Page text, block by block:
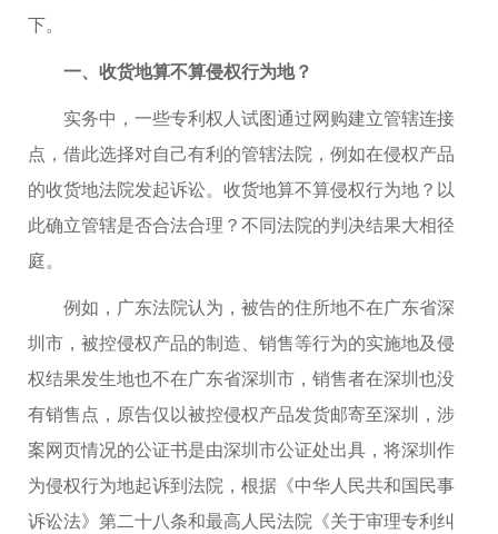
下。
一、收货地算不算侵权行为地？
实务中，一些专利权人试图通过网购建立管辖连接
点，借此选择对自己有利的管辖法院，例如在侵权产品
的收货地法院发起诉讼。收货地算不算侵权行为地？以
此确立管辖是否合法合理？不同法院的判决结果大相径
庭。
例如，广东法院认为，被告的住所地不在广东省深
圳市，被控侵权产品的制造、销售等行为的实施地及侵
权结果发生地也不在广东省深圳市，销售者在深圳也没
有销售点，原告仅以被控侵权产品发货邮寄至深圳，涉
案网页情况的公证书是由深圳市公证处出具，将深圳作
为侵权行为地起诉到法院，根据《中华人民共和国民事
诉讼法》第二十八条和最高人民法院《关于审理专利纠